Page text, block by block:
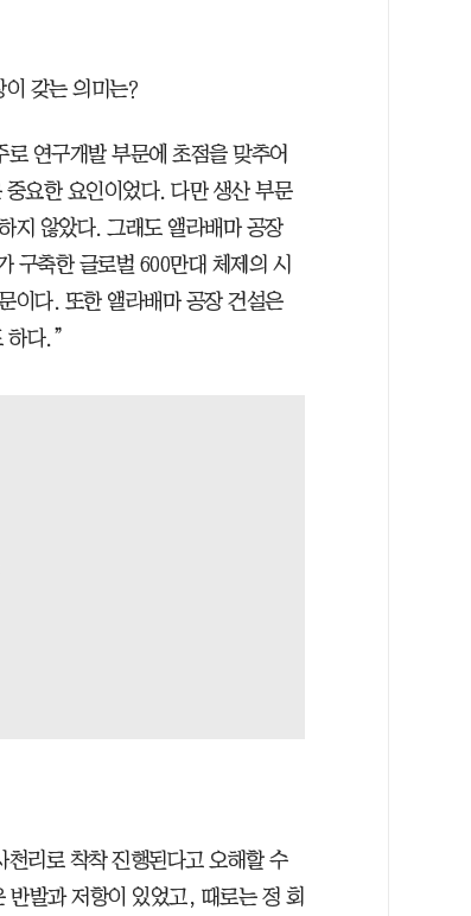
갖는 의미는?
연구개발 부문에 초점을 맞추어
요한 요인이었다. 다만 생산 부문
지 않았다. 그래도 앨라배마 공장
구축한 글로벌 600만대 체제의 시
이다. 또한 앨라배마 공장 건설은
하다.”
리로 착착 진행된다고 오해할 수
반발과 저항이 있었고, 때로는 정 회